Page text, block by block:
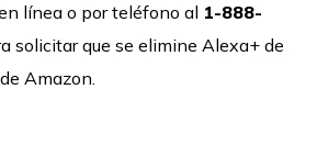
línea o por teléfono al 1-888-
solicitar que se elimine Alexa+ de
Amazon.